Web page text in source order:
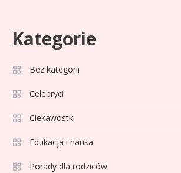
Kategorie
Bez kategorii
Celebryci
Ciekawostki
Edukacja i nauka
Porady dla rodziców
3 Sport
formy i statystyk
4
La Liga rankingi: Tabela,